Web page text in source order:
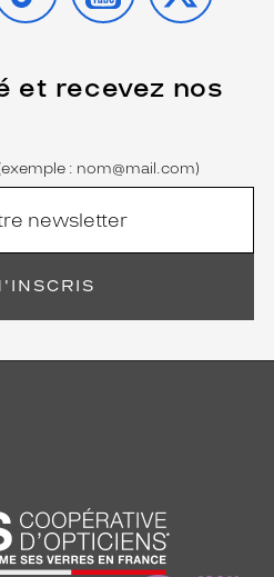
et recevez nos
: nom@mail.com)